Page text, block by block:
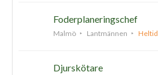
Foderplaneringschef
Malmö Lantmännen Heltid
Djurskötare